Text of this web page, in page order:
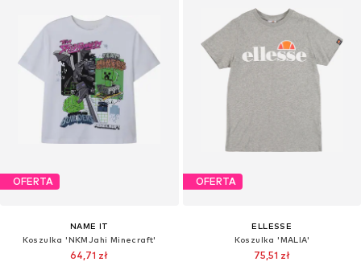
OFERTA
NAME IT
Koszulka 'NKMJahi Minecraft'
64,71 zł
OFERTA
ELLESSE
Koszulka 'MALIA'
75,51 zł